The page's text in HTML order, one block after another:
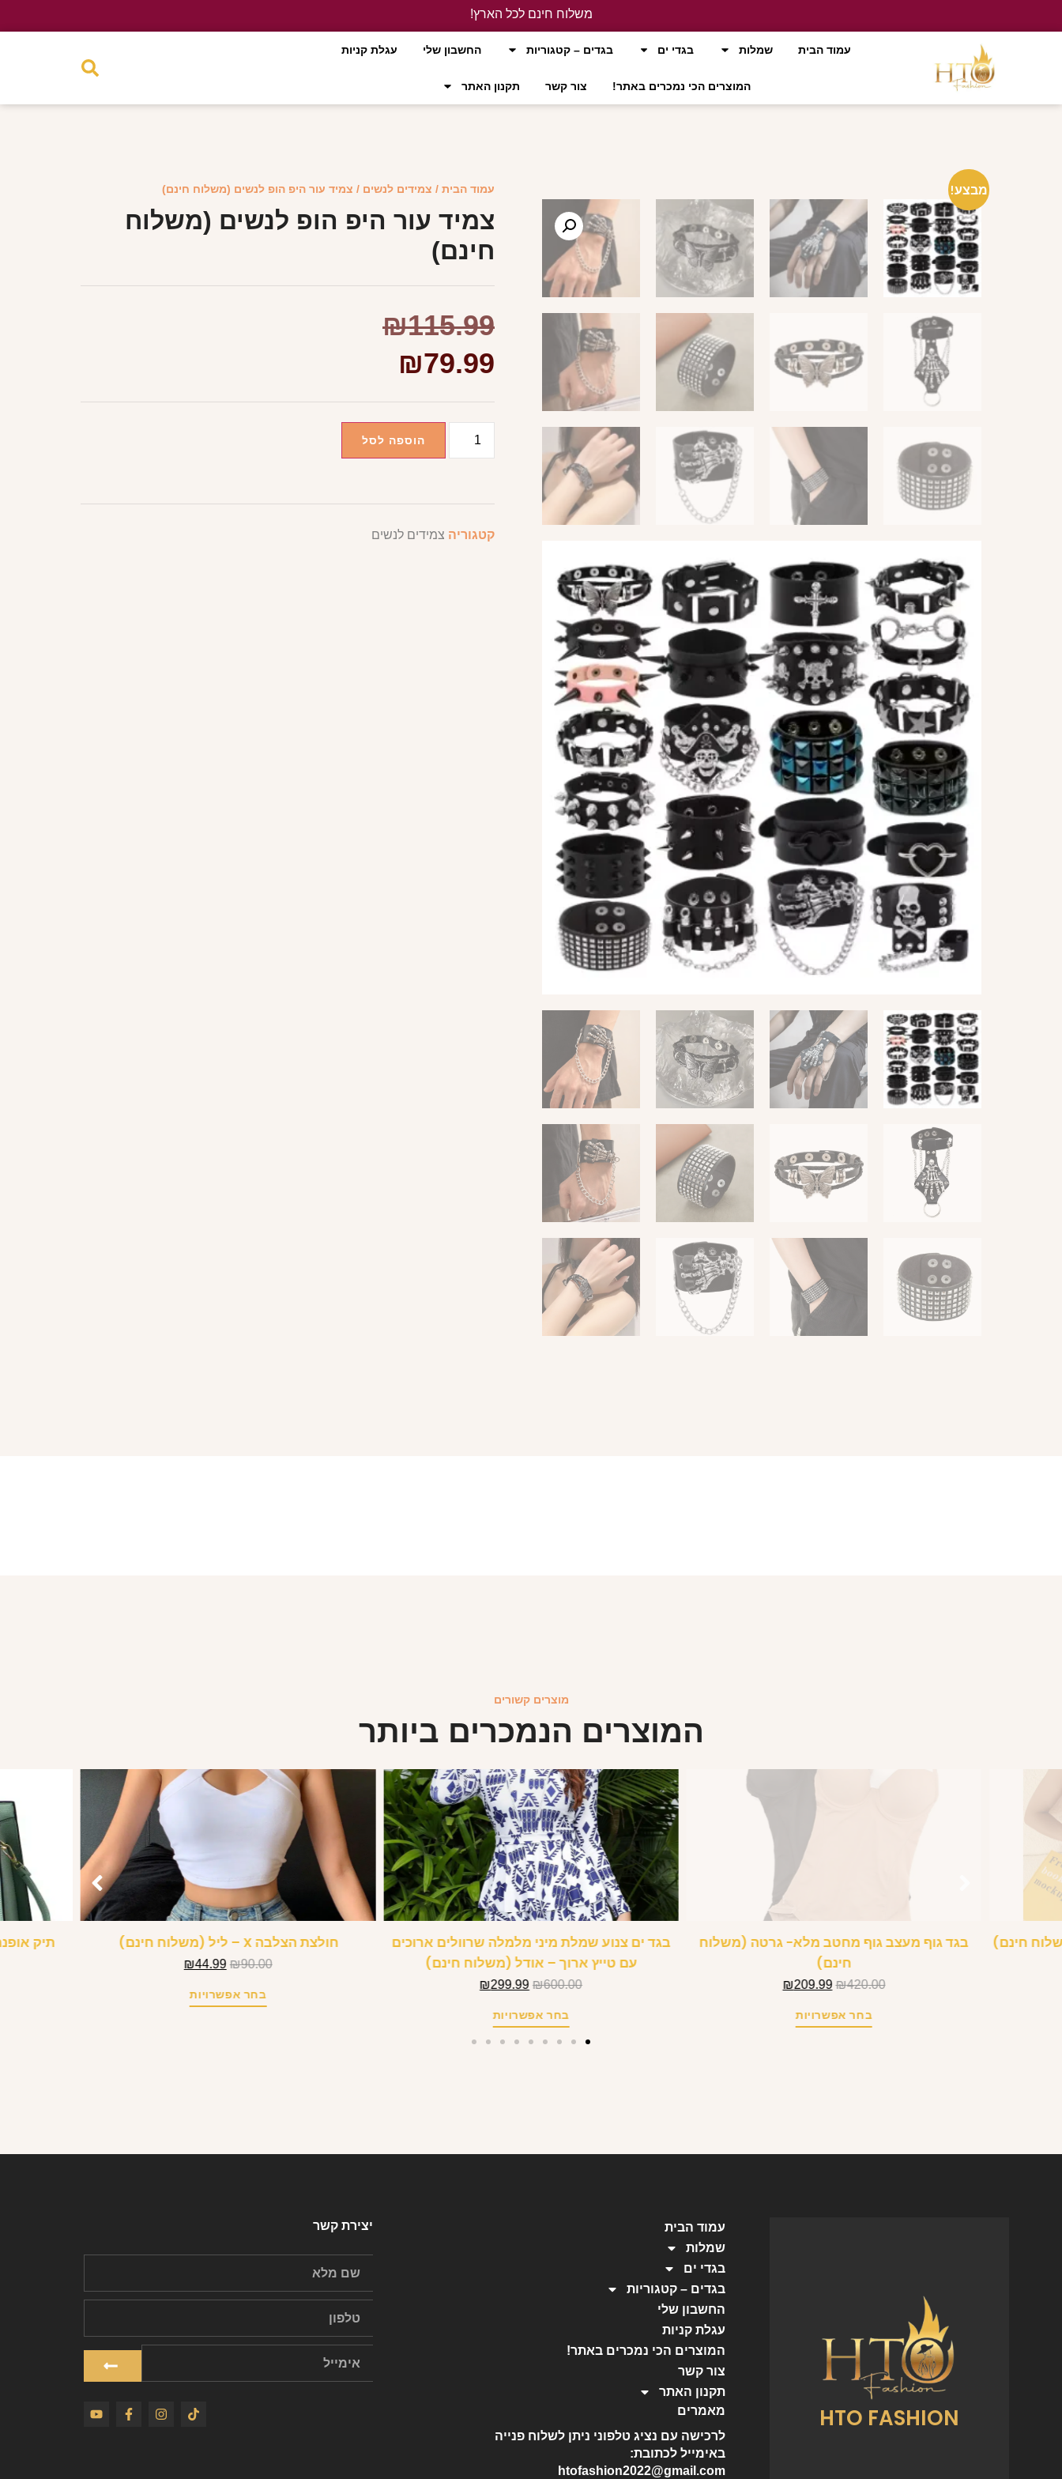
משלוח חינם לכל הארץ!
עמוד הבית
שמלות בגדי ים בגדים – קטגוריות החשבון שלי עגלת קניות
המוצרים הכי נמכרים באתר! צור קשר תקנון האתר
מבצע! עמוד הבית / צמידים לנשים / צמיד עור היפ הופ לנשים (משלוח חינם)
צמיד עור היפ הופ לנשים (משלוח
חינם)
₪115.99
₪79.99
הוספה לסל
קטגוריה צמידים לנשים
מוצרים קשורים
המוצרים הנמכרים ביותר
חינם)
בגד גוף מעצב גוף מחטב מלא- גרטה (משלוח
חינם)
₪420.00
₪209.99
בחר אפשרויות
בגד ים צנוע שמלת מיני מלמלה שרוולים ארוכים
עם טייץ ארוך – אודל (משלוח חינם)
₪600.00
₪299.99
בחר אפשרויות
חולצת הצלבה X – ליל (משלוח חינם)
₪90.00
₪44.99
בחר אפשרויות
תיק
HTO FASHION
עמוד הבית
שמלות
בגדי ים
בגדים – קטגוריות
החשבון שלי
עגלת קניות
המוצרים הכי נמכרים באתר!
צור קשר
תקנון האתר
מאמרים
לרכישה עם נציג טלפוני ניתן לשלוח פנייה
באימייל לכתובת:
htofashion2022@gmail.com
יצירת קשר